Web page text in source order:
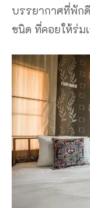
บรรยากาศที่พัก
ชนิด ที่คอยให้ร่ม